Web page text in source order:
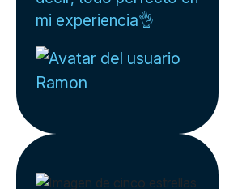
mi experiencia👌
Ramon